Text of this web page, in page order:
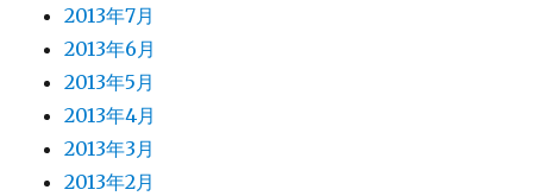
2013年7月
2013年6月
2013年5月
2013年4月
2013年3月
2013年2月